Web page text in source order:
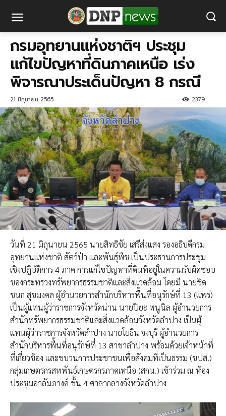
กรม​อุทยาน​แห่งชาติฯ​ ประชุม
แก้ไขปัญหาที่ดินภาคเหนือ เร่ง
พิจารณาประเด็นปัญหา 8 กรณี
21 มิถุนายน 2565 2379
วันที่ 21 มิถุนายน 2565 นายสิทธิชัย​ เสรีส่งแสง รองอธิบดีกรม
อุทยาน​แห่งชาติ​ สัตว์ป่า​ และ​พันธุ์พืช​ เป็น​ประธาน​การประชุม​
เชิงปฏิบัติการ 4 ภาค การแก้ไขปัญหาที่ดินที่อยู่ในความรับผิดชอบ
ของกระทรวงทรัพยากรธรรมชาติและสิ่งแวดล้อม โดยมี นายชิด
ชนก สุขมงคล ผู้อำนวยการ​สำนัก​บริหารพื้นที่​อนุรักษ์​ที่​ 13 (แพร่)
เป็นผู้แทนผู้ว่าราชการจังหวัดน่าน นายปิยะ หนูนิล ผู้อำนวยการ
สำนักทรัพยากรธรรมชาติและสิ่งแวดล้อมจังหวัดลำปาง เป็นผู้
แทนผู้ว่าราชการจังหวัดลำปาง นายโยธิน จงบุรี ผู้อำนวยการ
สำนักบริหารพื้นที่อนุรักษ์ที่ 13 สาขาลำปาง พร้อมด้วยเจ้าหน้าที่
ที่เกี่ยวข้อง และขบวนการประชาชนเพื่อสังคมที่เป็นธรรม (ขปส.)
กลุ่มเกษตรกรสหพันธ์เกษตรกรภาคเหนือ (สกน.) เข้าร่วม​ ณ ห้อง
ประชุมอาลัมภางค์ ชั้น 4 ศาลากลางจังหวัดลำปาง